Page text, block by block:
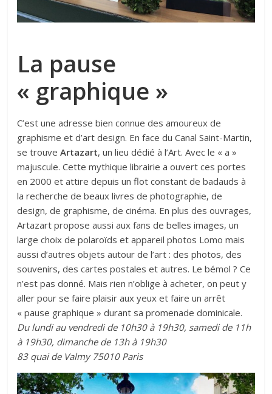
La pause
« graphique »
C’est une adresse bien connue des amoureux de
graphisme et d’art design. En face du Canal Saint-Martin,
se trouveArtazart, un lieu dédié à l’Art. Avec le « a »
majuscule. Cette mythique librairie a ouvert ces portes
en 2000 et attire depuis un flot constant de badauds à
la recherche de beaux livres de photographie, de
design, de graphisme, de cinéma. En plus des ouvrages,
Artazart propose aussi aux fans de belles images, un
large choix de polaroïds et appareil photos Lomo mais
aussi d’autres objets autour de l’art : des photos, des
souvenirs, des cartes postales et autres. Le bémol ? Ce
n’est pas donné. Mais rien n’oblige à acheter, on peut y
aller pour se faire plaisir aux yeux et faire un arrêt
« pause graphique » durant sa promenade dominicale.
Du lundi au vendredi de 10h30 à 19h30, samedi de 11h
à 19h30, dimanche de 13h à 19h30
83 quai de Valmy 75010 Paris